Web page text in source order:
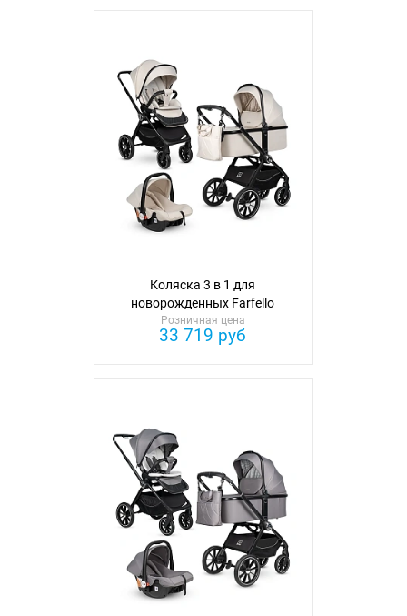
Коляска 3 в 1 для
новорожденных Farfello
Розничная цена
33 719 руб